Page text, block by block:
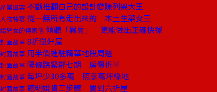
產業風雲 不斷推翻自己的設計變陳列架大王
人物特寫 從一無所有走出來的 本土生菜女王
給兒女的傳家信 傾聽「異見」 更能做出正確抉擇
封面故事 8折獵好屋
封面故事 用半價進駐精華地段周邊
封面故事 隔條路緊鄰七期 房價折半
封面故事 每坪少30多萬 照享萬坪綠地
封面故事 聰明嫌貨三步驟 買到六折屋